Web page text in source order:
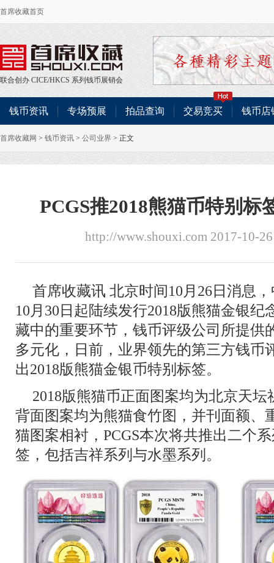
首席收藏首页
联合创办 CICE/HKCS 系列钱币展销会
钱币资讯 专场预展 拍品查询 交易竞买 钱币店
首席收藏网 > 钱币资讯 > 公司业界 > 正文
PCGS推2018熊猫币特别标
http://www.shouxi.com 2017-10-
首席收藏讯 北京时间10月26日消息
10月30日起陆续发行2018版熊猫金银
藏中的重要环节，钱币评级公司所提供
多元化，日前，业界领先的第三方钱币
出2018版熊猫金银币特别标签。
2018版熊猫币正面图案均为北京天
背面图案均为熊猫食竹图，并刊面额、
猫图案相衬，PCGS本次将共推出二个
签，包括吉祥系列与水墨系列。